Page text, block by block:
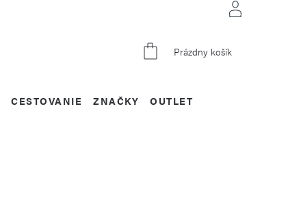
NÁKUPNÝ
Prázdny košík
CESTOVANIE OUTLET
ZNAČKY